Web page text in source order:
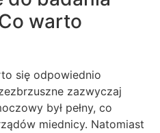
warto
się odpowiednio
zazwyczaj
był pełny, co
miednicy. Natomiast